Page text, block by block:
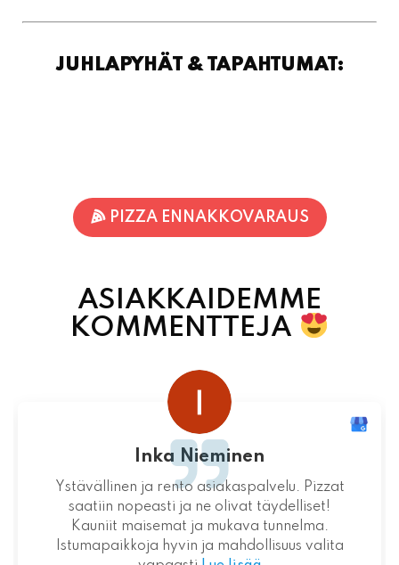
JUHLAPYHÄT & TAPAHTUMAT:
PIZZA ENNAKKOVARAUS
ASIAKKAIDEMME
KOMMENTTEJA
Inka Nieminen
Ystävällinen ja rento asiakaspalvelu. Pizzat
saatiin nopeasti ja ne olivat täydelliset!
Kauniit maisemat ja mukava tunnelma.
Istumapaikkoja hyvin ja mahdollisuus valita